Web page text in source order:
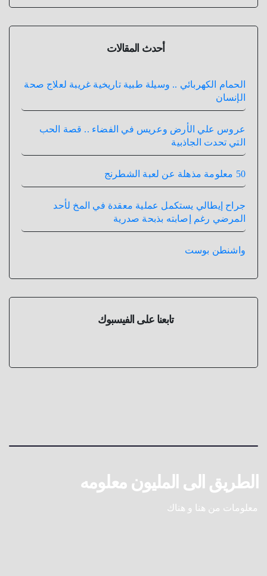
أحدث المقالات
الحمام الكهربائي .. وسيلة طبية تاريخية غريبة لعلاج صحة
الإنسان
عروس علي الأرض وعريس في الفضاء .. قصة الحب
التي تحدت الجاذبية
50 معلومة مذهلة عن لعبة الشطرنج
جراح إيطالي يستكمل عملية معقدة في المخ لأحد
المرضي رغم إصابته بذبحة صدرية
واشنطن بوست
تابعنا على الفيسبوك
الطريق الى المليون معلومه
معلومات من هنا و هناك